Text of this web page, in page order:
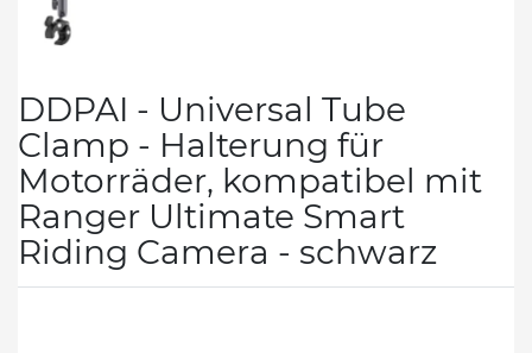
DDPAI - Universal Tube
Clamp - Halterung für
Motorräder, kompatibel mit
Ranger Ultimate Smart
Riding Camera - schwarz